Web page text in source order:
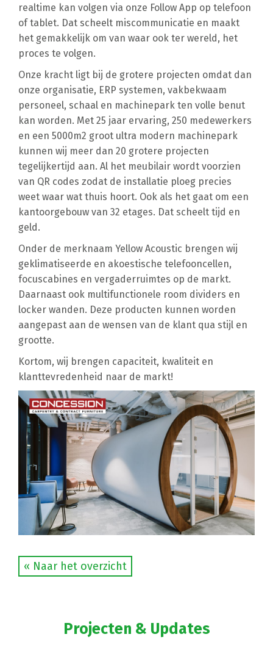
realtime kan volgen via onze Follow App op telefoon
of tablet. Dat scheelt miscommunicatie en maakt
het gemakkelijk om van waar ook ter wereld, het
proces te volgen.
Onze kracht ligt bij de grotere projecten omdat dan
onze organisatie, ERP systemen, vakbekwaam
personeel, schaal en machinepark ten volle benut
kan worden. Met 25 jaar ervaring, 250 medewerkers
en een 5000m2 groot ultra modern machinepark
kunnen wij meer dan 20 grotere projecten
tegelijkertijd aan. Al het meubilair wordt voorzien
van QR codes zodat de installatie ploeg precies
weet waar wat thuis hoort. Ook als het gaat om een
kantoorgebouw van 32 etages. Dat scheelt tijd en
geld.
Onder de merknaam Yellow Acoustic brengen wij
geklimatiseerde en akoestische telefooncellen,
focuscabines en vergaderruimtes op de markt.
Daarnaast ook multifunctionele room dividers en
locker wanden. Deze producten kunnen worden
aangepast aan de wensen van de klant qua stijl en
grootte.
Kortom, wij brengen capaciteit, kwaliteit en
klanttevredenheid naar de markt!
« Naar het overzicht
Projecten & Updates